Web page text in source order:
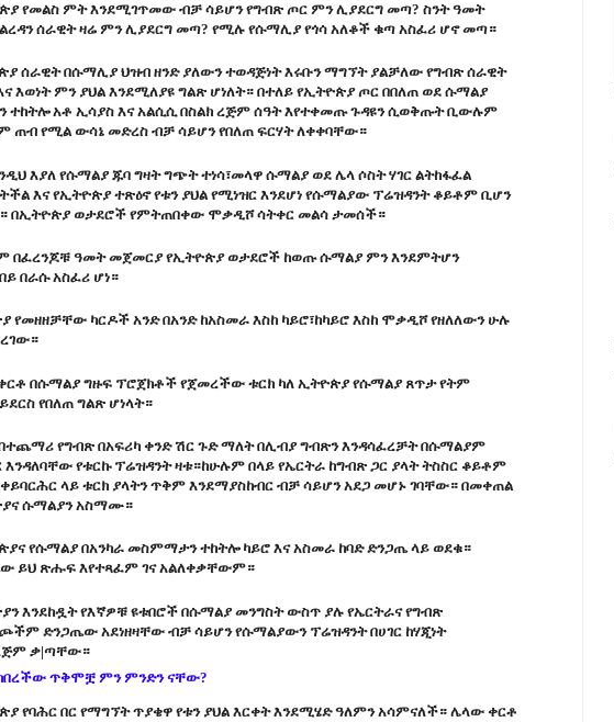
የመልስ ምት እንደሚገጥመው ብቻ ሳይሆን የግብጽ ጦር ምን ሊያደርግ መጣ? ስንት ዓመት
ሰራዊት ዛሬ ምን ሊያደርግ መጣ? የሚሉ የሱማሊያ የጎሳ አለቆች ቁጣ አስፈሪ ሆኖ መጣ።
ሰራዊት በሱማሊያ ህዝብ ዘንድ ያለውን ተወዳጅነት እሩቡን ማግኘት ያልቻለው የግብጽ ሰራዊት
እወነት ምን ያህል እንደሚለያዩ ግልጽ ሆነለት። በተለይ የኢትዮጵያ ጦር በበለጠ ወደ ሱማልያ
ተከትሎ አቶ ኢሳያስ እና አልሲሲ በስልክ ረጅም ሰዓት እየተቀመጡ ጉዳዩን ሲወቅጡት ቢውሉም
ጠብ የሚል ውሳኔ መድረስ ብቻ ሳይሆን የበለጠ ፍርሃት ለቀቀባቸው።
እያለ የሱማልያ ጁባ ግዛት ግጭት ተነሳ፣መላዋ ሱማልያ ወደ ሌላ ሶስት ሃገር ልትከፋፈል
እና የኢትዮጵያ ተጽዕኖ የቱን ያህል የሚነዝር እንደሆነ የሱማልያው ፕሬዝዳንት ቆይቶም ቢሆን
በኢትዮጵያ ወታደሮች የምትጠበቀው ሞቃዲሾ ሳትቀር መልሳ ታመሰች።
በፈረንጆቹ ዓመት መጀመርያ የኢትዮጵያ ወታደሮች ከወጡ ሱማልያ ምን እንደምትሆን
በራሱ አስፈሪ ሆነ።
የመዘዘቻቸው ካርዶች አንድ በአንድ ከአስመራ እስከ ካይሮ፣ከካይሮ እስከ ሞቃዲሾ የዘለለውን ሁሉ
በሱማልያ ግዙፍ ፕሮጀክቶች የጀመረችው ቱርክ ካለ ኢትዮጵያ የሱማልያ ጸጥታ የትም
የበለጠ ግልጽ ሆነላት።
የግብጽ በአፍሪካ ቀንድ ሽር ጉድ ማለት በሊብያ ግብጽን እንዳሳፈረቻት በሱማልያም
የቱርኩ ፕሬዝዳንት ዛቱ።ከሁሉም በላይ የኤርትራ ከግብጽ ጋር ያላት ትስስር ቆይቶም
ላይ ቱርክ ያላትን ጥቅም እንደማያስከብር ብቻ ሳይሆን አደጋ መሆኑ ገባቸው። በመቀጠል
ሱማልያን አስማሙ።
የሱማልያ በአንካራ መስምማታን ተከትሎ ካይሮ እና አስመራ ከባድ ድንጋጤ ላይ ወደቁ።
ይህ ጽሑፍ እየተጻፈም ገና አልለቀቃቸውም።
እንደከዷት የእኛዎቹ ዩቱበሮች በሱማልያ መንግስት ውስጥ ያሉ የኤርትራና የግብጽ
ድንጋጤው አደነዘዛቸው ብቻ ሳይሆን የሱማልያውን ፕሬዝዳንት በሀገር ከሃጂነት
ቃ|ጣቸው።
ጥቅሞቿ ምን ምንድን ናቸው?
የባሕር በር የማግኘት ጥያቄዋ የቱን ያህል እርቀት እንደሚሄድ ዓለምን አሳምናለች። ሌላው ቀርቶ